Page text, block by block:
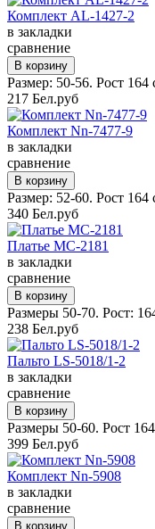
Комплект AL-1427-2
в закладки
сравнение
Размер: 50-56. Рост
217 Бел.руб
Комплект Nn-7477-9
в закладки
сравнение
Размер: 52-60. Рост
340 Бел.руб
Платье MC-2181
в закладки
сравнение
Размеры 50-70. Рост:
238 Бел.руб
Пальто LS-5018/1-2
в закладки
сравнение
Размеры 50-60. Рост
399 Бел.руб
Комплект Nn-5908
в закладки
сравнение